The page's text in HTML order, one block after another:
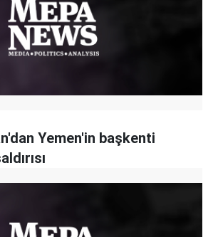
Yemen'in başkenti